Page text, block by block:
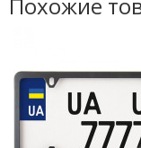
Похожие